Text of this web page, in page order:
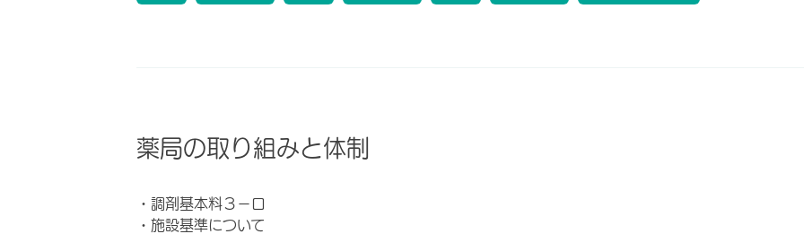
薬局の取り組みと体制
・調剤基本料３－ロ
・施設基準について